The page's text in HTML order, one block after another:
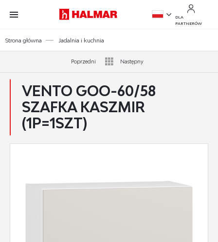
Przejdź do treści.
Przejdź do menu.
Przejdź do wyszukiwarki.
DLA
PARTNERÓW
Strona główna Jadalnia i kuchnia
Poprzedni Następny
VENTO GOO-60/58
SZAFKA KASZMIR
(1P=1SZT)